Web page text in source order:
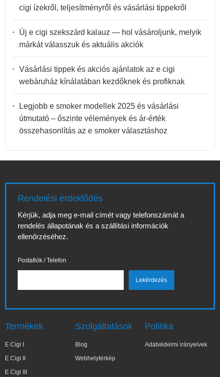
cigi ízekről, teljesítményről és vásárlási tippekről
Új e cigi szekszárd kalauz — hol vásároljunk, melyik
márkát válasszuk és aktuális akciók
Vásárlási tippek és akciós ajánlatok az e cigi
webáruház kínálatában kezdőknek és profiknak
Legjobb e smoker modellek 2025 és vásárlási
útmutató – őszinte vélemények és ár-érték
összehasonlítás az e smoker választáshoz
Rendelési érdeklődés
Kérjük, adja meg e-mail címét vagy telefonszámát a
rendelés állapotának és a szállítási információk
ellenőrzéséhez.
Postafiók / Telefon
Termékek
E Cigi I
E Cigi II
E Cigi III
Szolgáltatások
Blog
Webhelytérkép
Politika
Adatvédelmi irányelvek